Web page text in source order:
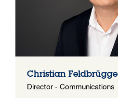
Christian Feldbrügge
Director - Communications